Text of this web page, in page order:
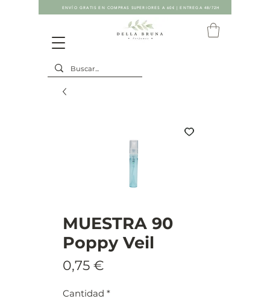
ENVÍO GRATIS EN COMPRAS SUPERIORES A 60€ | ENTREGA 48/72H
MUESTRA 90
Poppy Veil
0,75 €
Cantidad *